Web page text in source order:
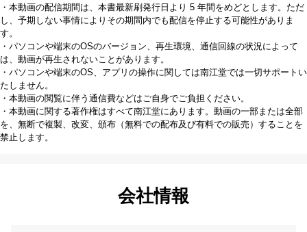
・本動画の配信期間は、本書最新刷発行日より 5 年間をめどとします。ただ
し、予期しない事情によりその期間内でも配信を停止する可能性がありま
す。
・パソコンや端末のOSのバージョン、再生環境、通信回線の状況によって
は、動画が再生されないことがあります。
・パソコンや端末のOS、アプリの操作に関しては南江堂では一切サポートい
たしません。
・本動画の閲覧に伴う通信費などはご自身でご負担ください。
・本動画に関する著作権はすべて南江堂にあります。動画の一部または全部
を、無断で複製、改変、頒布（無料での配布及び有料での販売）することを
禁止します。
会社情報